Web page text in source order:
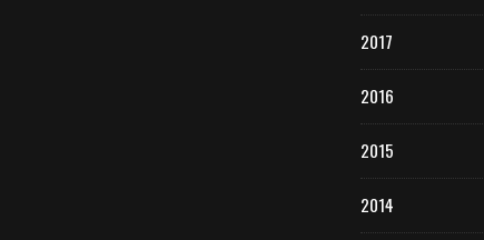
2017
2016
2015
2014